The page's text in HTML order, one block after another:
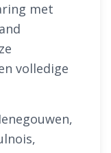
met
volledige